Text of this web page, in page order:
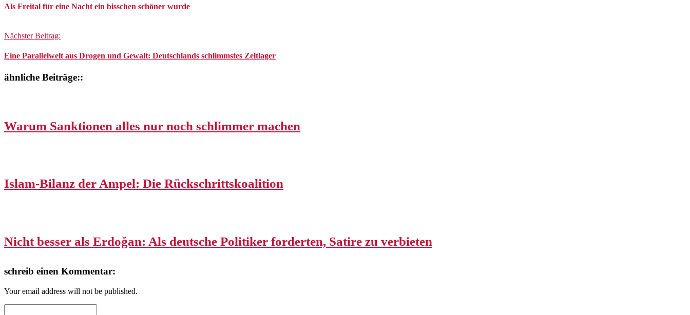
Als Freital für eine Nacht ein bisschen schöner wurde
Nächster Beitrag:
Eine Parallelwelt aus Drogen und Gewalt: Deutschlands schlimmstes Zeltlager
ähnliche Beiträge::
Warum Sanktionen alles nur noch schlimmer machen
Islam-Bilanz der Ampel: Die Rückschrittskoalition
Nicht besser als Erdoğan: Als deutsche Politiker forderten, Satire zu verbieten
schreib einen Kommentar:
Your email address will not be published.